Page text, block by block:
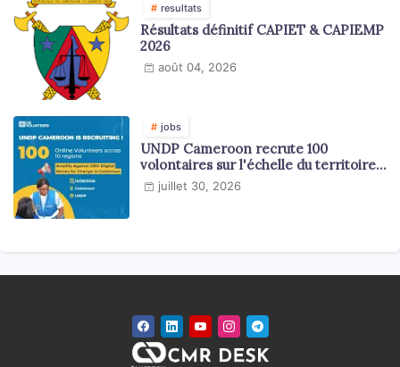
resultats
Résultats définitif CAPIET & CAPIEMP
2026
août 04, 2026
jobs
UNDP Cameroon recrute 100
volontaires sur l'échelle du territoire
national
juillet 30, 2026